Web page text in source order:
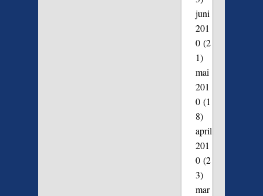
juni
201
0(2
1)
mai
201
0(1
8)
april
201
0(2
3)
mar